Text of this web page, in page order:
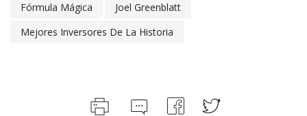
Fórmula Mágica
Joel Greenblatt
Mejores Inversores De La Historia